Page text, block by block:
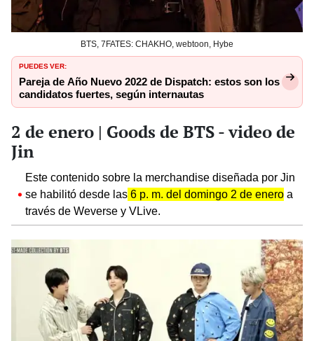
BTS, 7FATES: CHAKHO, webtoon, Hybe
PUEDES VER:
Pareja de Año Nuevo 2022 de Dispatch: estos son los
candidatos fuertes, según internautas
2 de enero | Goods de BTS - video de
Jin
Este contenido sobre la merchandise diseñada por Jin
se habilitó desde las 6 p. m. del domingo 2 de enero a
través de Weverse y VLive.